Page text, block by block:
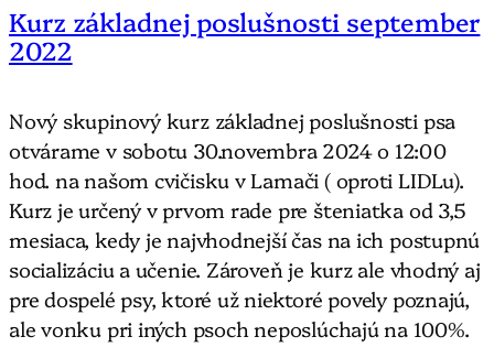
Kurz základnej poslušnosti september
2022
Nový skupinový kurz základnej poslušnosti psa
otvárame v sobotu 30.novembra 2024 o 12:00
hod. na našom cvičisku v Lamači ( oproti LIDLu).
Kurz je určený v prvom rade pre šteniatka od 3,5
mesiaca, kedy je najvhodnejší čas na ich postupnú
socializáciu a učenie. Zároveň je kurz ale vhodný aj
pre dospelé psy, ktoré už niektoré povely poznajú,
ale vonku pri iných psoch neposlúchajú na 100%.